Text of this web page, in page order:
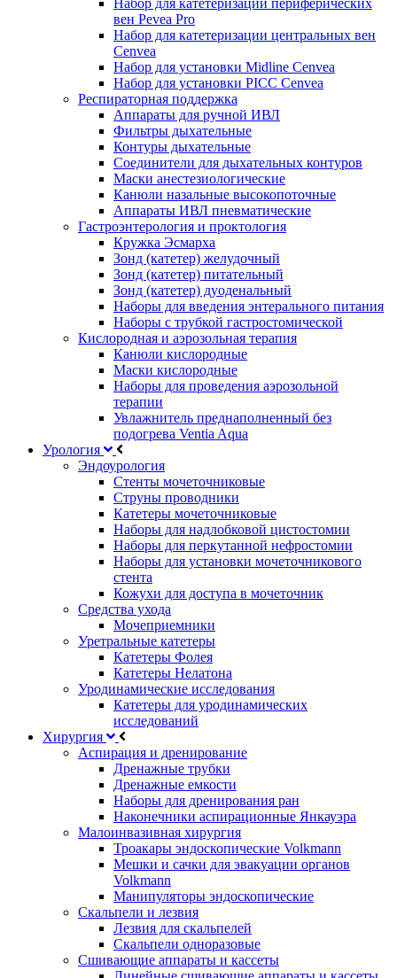
Набор для катетеризации периферических
вен Pevea Pro
Набор для катетеризации центральных вен
Cenvea
Набор для установки Midline Cenvea
Набор для установки PICC Cenvea
Респираторная поддержка
Аппараты для ручной ИВЛ
Фильтры дыхательные
Контуры дыхательные
Соединители для дыхательных контуров
Маски анестезиологические
Канюли назальные высокопоточные
Аппараты ИВЛ пневматические
Гастроэнтерология и проктология
Кружка Эсмарха
Зонд (катетер) желудочный
Зонд (катетер) питательный
Зонд (катетер) дуоденальный
Наборы для введения энтерального питания
Наборы с трубкой гастростомической
Кислородная и аэрозольная терапия
Канюли кислородные
Маски кислородные
Наборы для проведения аэрозольной
терапии
Увлажнитель преднаполненный без
подогрева Ventia Aqua
Урология
Эндоурология
Стенты мочеточниковые
Струны проводники
Катетеры мочеточниковые
Наборы для надлобковой цистостомии
Наборы для перкутанной нефростомии
Наборы для установки мочеточникового
стента
Кожухи для доступа в мочеточник
Средства ухода
Мочеприемники
Уретральные катетеры
Катетеры Фолея
Катетеры Нелатона
Уродинамические исследования
Катетеры для уродинамических
исследований
Хирургия
Аспирация и дренирование
Дренажные трубки
Дренажные емкости
Наборы для дренирования ран
Наконечники аспирационные Янкауэра
Малоинвазивная хирургия
Троакары эндоскопические Volkmann
Мешки и сачки для эвакуации органов
Volkmann
Манипуляторы эндоскопические
Скальпели и лезвия
Лезвия для скальпелей
Скальпели одноразовые
Сшивающие аппараты и кассеты